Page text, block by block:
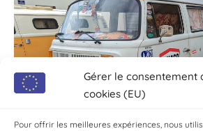
Gérer le consentement
cookies (EU)
Pour offrir les meilleures expériences, nous